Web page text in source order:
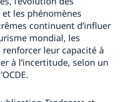
les phénomènes
continuent d’influer
mondial, les
leur capacité à
à l’incertitude, selon un